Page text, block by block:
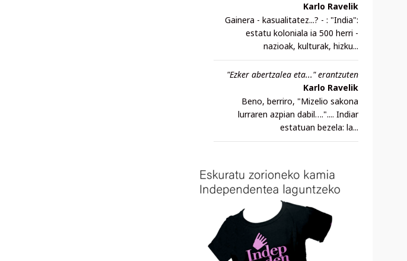
Karlo Ravelik
Gainera - kasualitatez...? - : "India":
estatu koloniala ia 500 herri -
nazioak, kulturak, hizku...
"Ezker abertzalea eta..." erantzuten
Karlo Ravelik
Beno, berriro, "Mizelio sakona
lurraren azpian dabil….".... Indiar
estatuan bezela: la...